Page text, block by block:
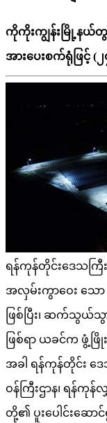
ကိုကိုးကျွန်းမြို့နယ်တွ
အားပေးစက်ရုံဖြင့် (
ရန်ကုန်တိုင်းဒေသကြီ
အလှမ်းကွာဝေး သေ
ဖြစ်ပြီး၊ ဆက်သွယ်
ဖြစ်ရာ ယခင်က ဖွံ့
အခါ ရန်ကုန်တိုင်း ဒ
ဝန်ကြီးဌာန၊ ရန်ကုန်
တို့၏ ပူးပေါင်းဆောင်